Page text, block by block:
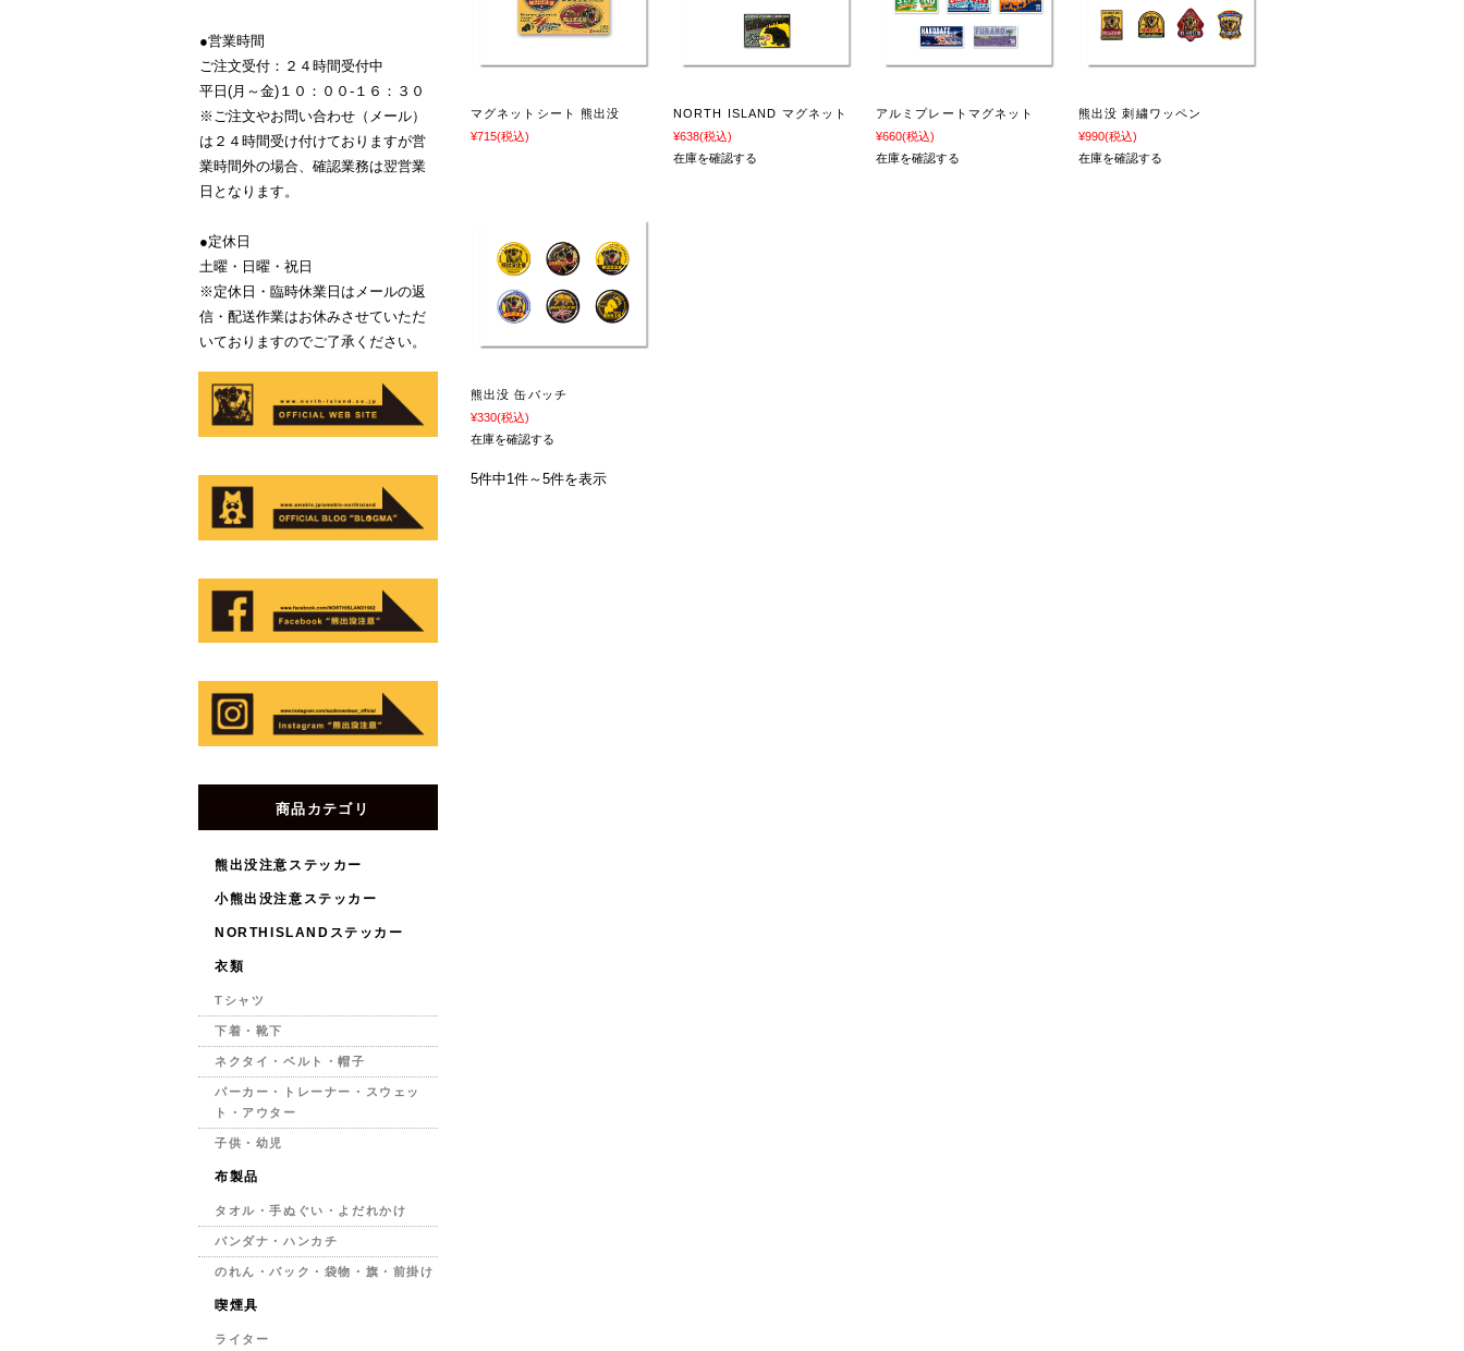
マグネットシート 熊出没
¥715(税込)
NORTH ISLAND マグネット
¥638(税込)
在庫を確認する
アルミプレートマグネット
¥660(税込)
在庫を確認する
熊出没 刺繍ワッペン
¥990(税込)
在庫を確認する
熊出没 缶バッチ
¥330(税込)
在庫を確認する
5件中1件～5件を表示
●営業時間
ご注文受付：２４時間受付中
平日(月～金)１０：００-１６：３０
※ご注文やお問い合わせ（メール）
は２４時間受け付けておりますが営
業時間外の場合、確認業務は翌営業
日となります。
●定休日
土曜・日曜・祝日
※定休日・臨時休業日はメールの返
信・配送作業はお休みさせていただ
いておりますのでご了承ください。
商品カテゴリ
熊出没注意ステッカー
小熊出没注意ステッカー
NORTHISLANDステッカー
衣類
Tシャツ
下着・靴下
ネクタイ・ベルト・帽子
パーカー・トレーナー・スウェッ
ト・アウター
子供・幼児
布製品
タオル・手ぬぐい・よだれかけ
バンダナ・ハンカチ
のれん・バック・袋物・旗・前掛け
喫煙具
ライター